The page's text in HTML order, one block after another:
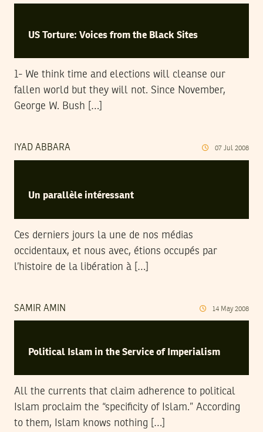
US Torture: Voices from the Black Sites
1- We think time and elections will cleanse our
fallen world but they will not. Since November,
George W. Bush […]
IYAD ABBARA 07 Jul 2008
Un parallèle intéressant
Ces derniers jours la une de nos médias
occidentaux, et nous avec, étions occupés par
l’histoire de la libération à […]
SAMIR AMIN 14 May 2008
Political Islam in the Service of Imperialism
All the currents that claim adherence to political
Islam proclaim the “specificity of Islam.” According
to them, Islam knows nothing […]